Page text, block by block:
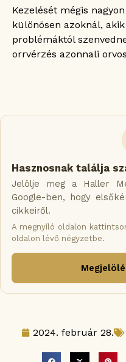
Kezelését mégis
különösen azoknál,
problémáktól
orrvérzés azonnali
Hasznosnak találja
Jelölje meg a Haller
Google-ben, hogy
cikkeiről.
A megnyíló oldalon
oldalon lévő négyzetbe.
2024. február 28.